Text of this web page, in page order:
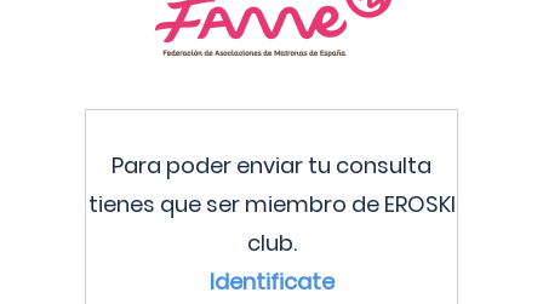
Para poder enviar tu consulta
tienes que ser miembro de EROSKI
club.
Identificate